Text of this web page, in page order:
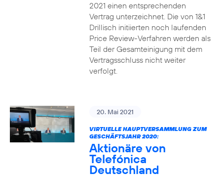
2021 einen entsprechenden
Vertrag unterzeichnet. Die von 1&1
Drillisch initiierten noch laufenden
Price Review-Verfahren werden als
Teil der Gesamteinigung mit dem
Vertragsschluss nicht weiter
verfolgt.
20. Mai 2021
VIRTUELLE HAUPTVERSAMMLUNG ZUM
GESCHÄFTSJAHR 2020:
Aktionäre von
Telefónica
Deutschland